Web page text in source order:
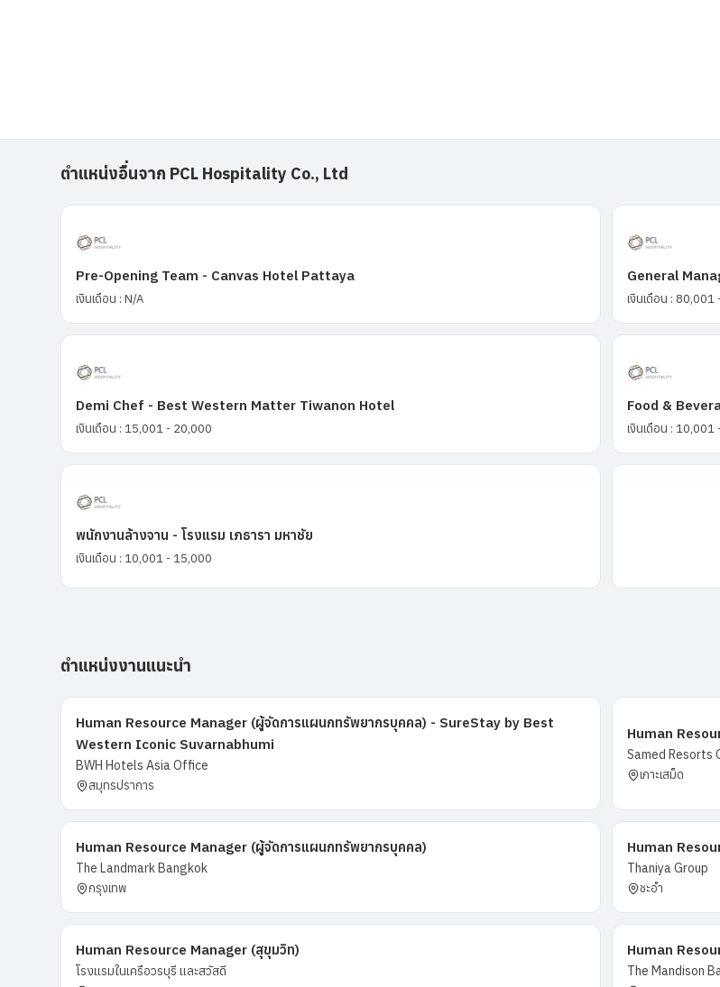
ตำแหน่งอื่นจาก PCL Hospitality Co., Ltd
Pre-Opening Team - Canvas Hotel Pattaya
เงินเดือน : N/A
General
เงินเดือน :
Demi Chef - Best Western Matter Tiwanon Hotel
เงินเดือน : 15,001 - 20,000
Food &
เงินเดือน :
พนักงานล้างจาน - โรงแรม เภธารา มหาชัย
เงินเดือน : 10,001 - 15,000
ตำแหน่งงานแนะนำ
Human Resource Manager (ผู้จัดการแผนกทรัพยากรบุคคล) - SureStay by Best
Western Iconic Suvarnabhumi
BWH Hotels Asia Office
สมุทรปราการ
Human
Samed Resorts
เกาะเสม็ด
Human Resource Manager (ผู้จัดการแผนกทรัพยากรบุคคล)
The Landmark Bangkok
กรุงเทพ
Human
Thaniya Group
ชะอำ
Human Resource Manager (สุขุมวิท)
โรงแรมในเครือวรบุรี และสวัสดี
Human
The Mandison